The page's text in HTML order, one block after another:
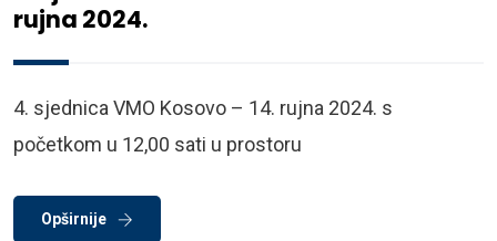
rujna 2024.
4. sjednica VMO Kosovo – 14. rujna 2024. s
početkom u 12,00 sati u prostoru
Opširnije